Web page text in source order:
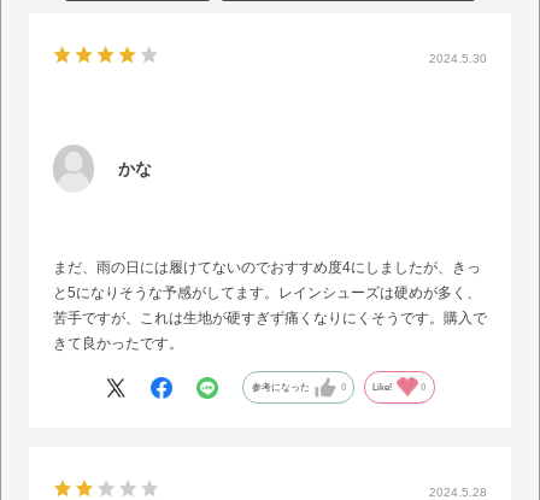
2024.5.30
かな
まだ、雨の日には履けてないのでおすすめ度4にしましたが、きっ
と5になりそうな予感がしてます。レインシューズは硬めが多く、
苦手ですが、これは生地が硬すぎず痛くなりにくそうです。購入で
きて良かったです。
参考になった 0 Like! 0
2024.5.28